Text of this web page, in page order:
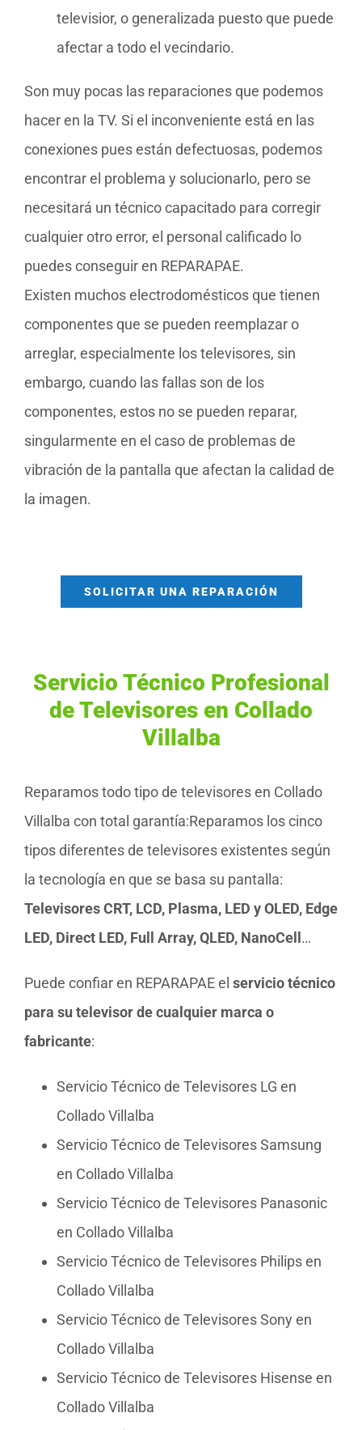
televisior, o generalizada puesto que puede
afectar a todo el vecindario.
Son muy pocas las reparaciones que podemos
hacer en la TV. Si el inconveniente está en las
conexiones pues están defectuosas, podemos
encontrar el problema y solucionarlo, pero se
necesitará un técnico capacitado para corregir
cualquier otro error, el personal calificado lo
puedes conseguir en REPARAPAE.
Existen muchos electrodomésticos que tienen
componentes que se pueden reemplazar o
arreglar, especialmente los televisores, sin
embargo, cuando las fallas son de los
componentes, estos no se pueden reparar,
singularmente en el caso de problemas de
vibración de la pantalla que afectan la calidad de
la imagen.
SOLICITAR UNA REPARACIÓN
Servicio Técnico Profesional
de Televisores en Collado
Villalba
Reparamos todo tipo de televisores en Collado
Villalba con total garantía:Reparamos los cinco
tipos diferentes de televisores existentes según
la tecnología en que se basa su pantalla:
Televisores CRT, LCD, Plasma, LED y OLED, Edge
LED, Direct LED, Full Array, QLED, NanoCell…
Puede confiar en REPARAPAE el servicio técnico
para su televisor de cualquier marca o
fabricante:
Servicio Técnico de Televisores LG en
Collado Villalba
Servicio Técnico de Televisores Samsung
en Collado Villalba
Servicio Técnico de Televisores Panasonic
en Collado Villalba
Servicio Técnico de Televisores Philips en
Collado Villalba
Servicio Técnico de Televisores Sony en
Collado Villalba
Servicio Técnico de Televisores Hisense en
Collado Villalba